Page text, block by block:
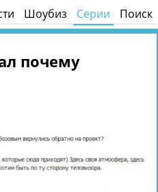
Шоубиз Серии Поиск
почему